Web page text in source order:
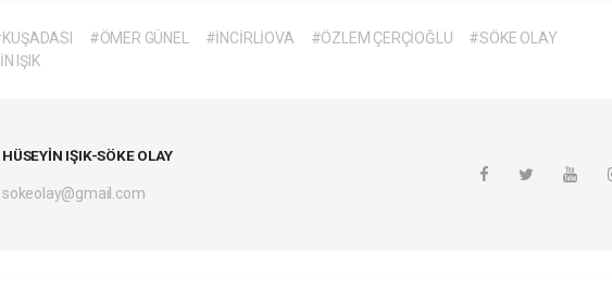
#ÖMER GÜNEL #İNCİRLİOVA #ÖZLEM ÇERÇİOĞLU
#SÖKE OLAY
IŞIK
HÜSEYİN IŞIK-SÖKE OLAY
sokeolay@gmail.com